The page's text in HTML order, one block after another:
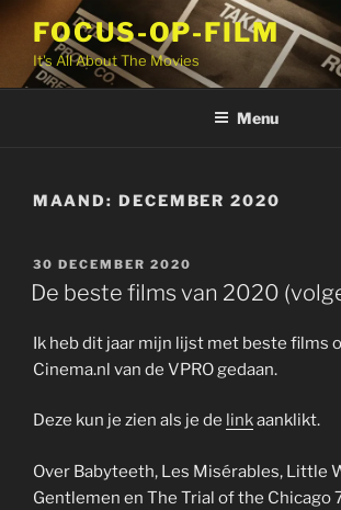
inhoud
FOCUS-OP-FILM
It's All About The Movies
Menu
MAAND: DECEMBER 2020
GEPLAATST
OP
30 DECEMBER 2020
De beste films van 2020
Ik heb dit jaar mijn lijst met beste films
Cinema.nl van de VPRO gedaan.
Deze kun je zien als je de linkaanklikt.
Over Babyteeth, Les Misérables, Little
Gentlemen en The Trial of the Chicago